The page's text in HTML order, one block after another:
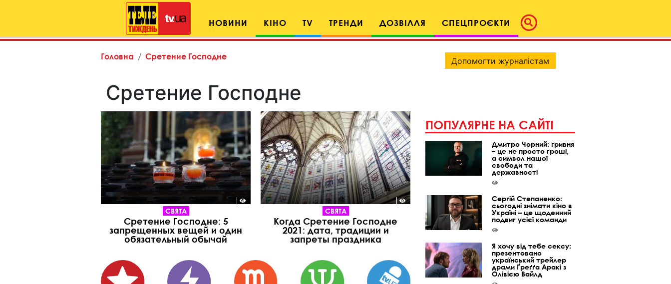
НОВИНИ КІНО TV ТРЕНДИ ДОЗВІЛЛЯ СПЕЦПРОЄКТИ
Головна Сретение Господне
Сретение Господне
СВЯТА
Сретение Господне: 5
запрещенных вещей и один
обязательный обычай
СВЯТА
Когда Сретение Господне
2021: дата, традиции и
запреты праздника
Допомогти журналістам
ПОПУЛЯРНЕ НА САЙТІ
Дмитро Чорний: гривня
– це не просто гроші,
а символ нашої
свободи та
державності
Сергій Степаненко:
сьогодні знімати кіно в
Україні – це щоденний
подвиг усієї команди
Я хочу від тебе сексу:
презентовано
український трейлер
драми Ґреґґа Аракі з
Олівією Вайлд